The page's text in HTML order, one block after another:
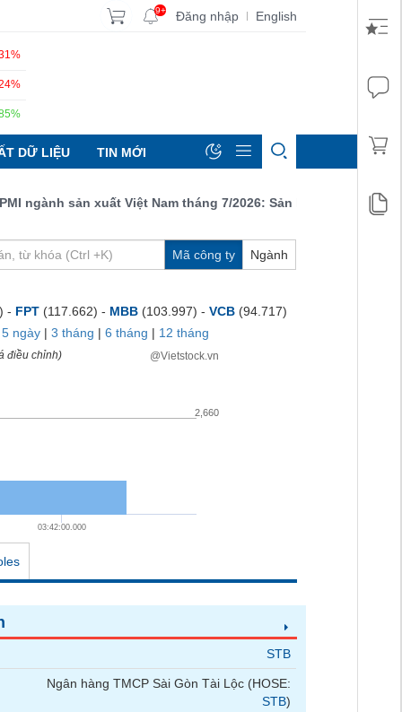
9+ Đăng nhập | English
DỮ LIỆU TIN MỚI
sản xuất Việt Nam tháng 7/2026: Sản lượng, số lượng
Mã công ty Ngành
- FPT (117.662) - MBB (103.997) - VCB (94.717)
5 ngày | 3 tháng | 6 tháng | 12 tháng
điều chỉnh) @Vietstock.vn
03:42:00.000
2,660
STB
Ngân hàng TMCP Sài Gòn Tài Lộc (HOSE:
STB)